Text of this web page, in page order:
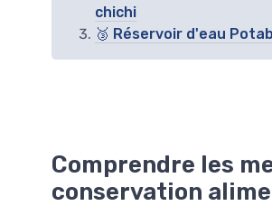
chichi
🥉 Réservoir d'eau
Comprendre les
conservation